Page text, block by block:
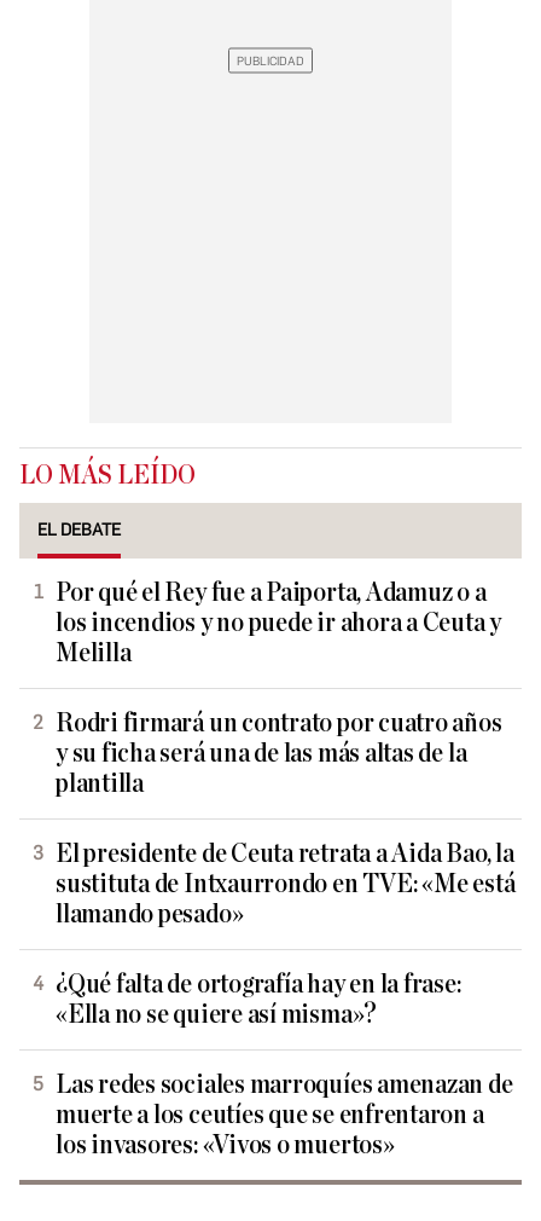
LO MÁS LEÍDO
EL DEBATE
Por qué el Rey fue a Paiporta, Adamuz o a
los incendios y no puede ir ahora a Ceuta y
Melilla
Rodri firmará un contrato por cuatro años
y su ficha será una de las más altas de la
plantilla
El presidente de Ceuta retrata a Aida Bao, la
sustituta de Intxaurrondo en TVE: «Me está
llamando pesado»
¿Qué falta de ortografía hay en la frase:
«Ella no se quiere así misma»?
Las redes sociales marroquíes amenazan de
muerte a los ceutíes que se enfrentaron a
los invasores: «Vivos o muertos»